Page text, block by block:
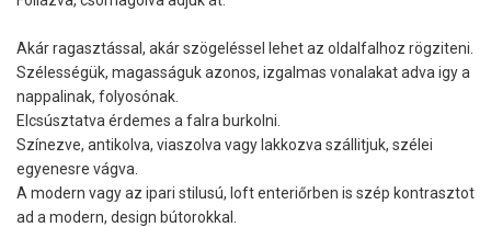
Akár ragasztással, akár szögeléssel lehet az oldalfalhoz rögziteni.
Szélességük, magasságuk azonos, izgalmas vonalakat adva igy a
nappalinak, folyosónak.
Elcsúsztatva érdemes a falra burkolni.
Színezve, antikolva, viaszolva vagy lakkozva szállitjuk, szélei
egyenesre vágva.
A modern vagy az ipari stilusú, loft enteriőrben is szép kontrasztot
ad a modern, design bútorokkal.